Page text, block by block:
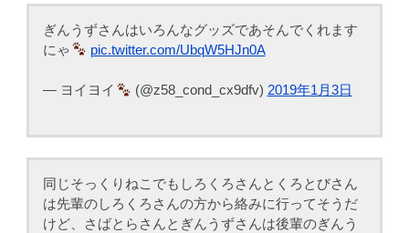
ぎんうずさんはいろんなグッズであそんでくれます
にゃ
pic.twitter.com/UbqW5HJn0A
— ヨイヨイ (@z58_cond_cx9dfv) 2019年1月3日
同じそっくりねこでもしろくろさんとくろとびさん
は先輩のしろくろさんの方から絡みに行ってそうだ
けど、さばとらさんとぎんうずさんは後輩のぎんう